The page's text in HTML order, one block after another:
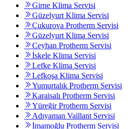
Girne Klima Servisi
Güzelyurt Klima Servisi
Çukurova Protherm Servisi
Güzelyurt Klima Servisi
Ceyhan Protherm Servisi
İskele Klima Servisi
Lefke Klima Servisi
Lefkoşa Klima Servisi
Yumurtalık Protherm Servisi
Karaisalı Protherm Servisi
Yüreğir Protherm Servisi
Adıyaman Vaillant Servisi
İmamoğlu Protherm Servisi